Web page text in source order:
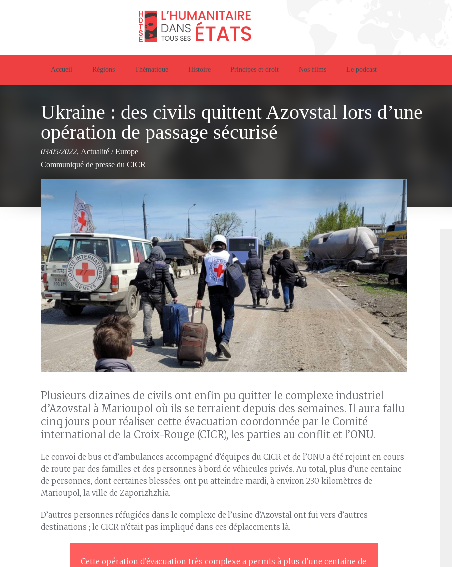
Accueil Régions Thématique Histoire Principes et droit Nos films Le podcast
Ukraine : des civils quittent Azovstal lors d’une
opération de passage sécurisé
03/05/2022, Actualité /Europe
Communiqué de presse du CICR
Plusieurs dizaines de civils ont enfin pu quitter le complexe industriel
d’Azovstal à Marioupol où ils se terraient depuis des semaines. Il aura fallu
cinq jours pour réaliser cette évacuation coordonnée par le Comité
international de la Croix-Rouge (CICR), les parties au conflit et l’ONU.
Le convoi de bus et d’ambulances accompagné d’équipes du CICR et de l’ONU a été rejoint en cours
de route par des familles et des personnes à bord de véhicules privés. Au total, plus d’une centaine
de personnes, dont certaines blessées, ont pu atteindre mardi, à environ 230 kilomètres de
Marioupol, la ville de Zaporizhzhia.
D’autres personnes réfugiées dans le complexe de l’usine d’Azovstal ont fui vers d’autres
destinations ; le CICR n’était pas impliqué dans ces déplacements là.
Cette opération d’évacuation très complexe a permis à plus d’une centaine de